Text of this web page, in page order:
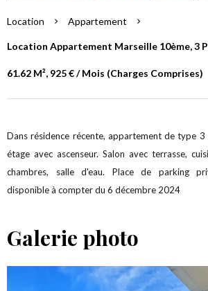
Location Appartement
Location Appartement Marseille 10ème, 3
61.62 M², 925 € / Mois (Charges Comprises)
Dans résidence récente, appartement de type 3
étage avec ascenseur. Salon avec terrasse,
chambres, salle d'eau. Place de parking
disponible à compter du 6 décembre 2024
Galerie photo